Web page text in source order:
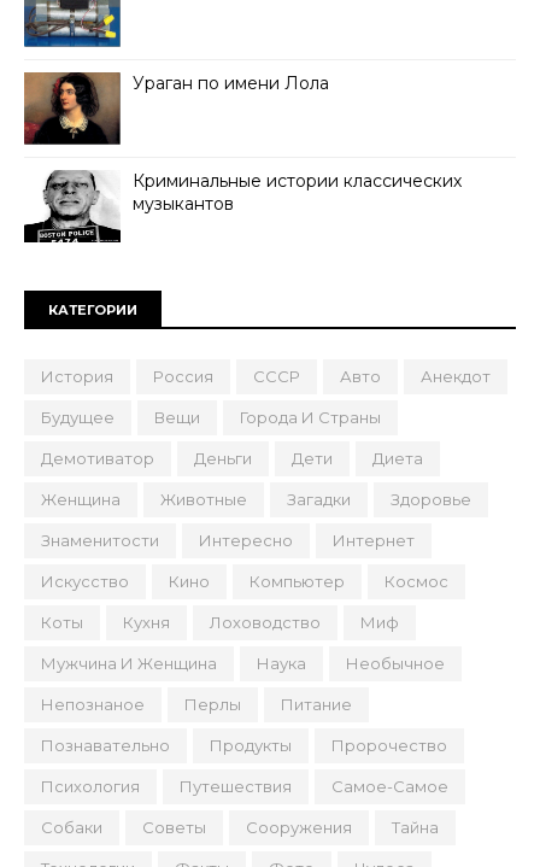
Ураган по имени Лола
Криминальные истории классических
музыкантов
КАТЕГОРИИ
История Россия СССР Авто Анекдот
Будущее Вещи Города И Страны
Демотиватор Деньги Дети Диета
Женщина Животные Загадки Здоровье
Знаменитости Интересно Интернет
Искусство Кино Компьютер Космос
Коты Кухня Лоховодство Миф
Мужчина И Женщина Наука Необычное
Непознаное Перлы Питание
Познавательно Продукты Пророчество
Психология Путешествия Самое-Самое
Собаки Советы Сооружения Тайна